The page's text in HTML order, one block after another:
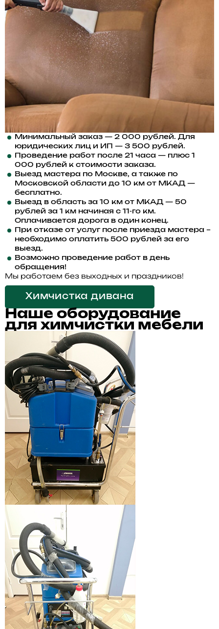
Минимальный заказ — 2 000 рублей. Для
юридических лиц и ИП — 3 500 рублей.
Проведение работ после 21 часа — плюс 1
000 рублей к стоимости заказа.
Выезд мастера по Москве, а также по
Московской области до 10 км от МКАД —
бесплатно.
Выезд в область за 10 км от МКАД — 50
рублей за 1 км начиная с 11-го км.
Оплачивается дорога в один конец.
При отказе от услуг после приезда мастера –
необходимо оплатить 500 рублей за его
выезд.
Возможно проведение работ в день
обращения!
Мы работаем без выходных и праздников!
Химчистка дивана
Наше оборудование
для химчистки мебели